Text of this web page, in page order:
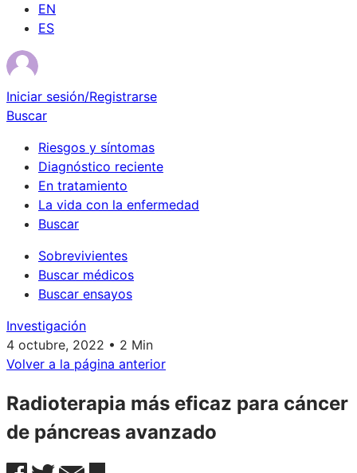
EN
ES
Iniciar sesión/Registrarse
Buscar
Riesgos y síntomas
Diagnóstico reciente
En tratamiento
La vida con la enfermedad
Buscar
Sobrevivientes
Buscar médicos
Buscar ensayos
Investigación
4 octubre, 2022 • 2 Min
Volver a la página anterior
Radioterapia más eficaz para cáncer
de páncreas avanzado